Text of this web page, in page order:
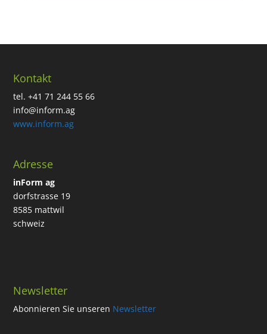
Kontakt
tel. +41 71 244 55 66
info@inform.ag
www.inform.ag
Adresse
inForm ag
dorfstrasse 19
8585 mattwil
schweiz
Newsletter
Abonnieren Sie unseren Newsletter